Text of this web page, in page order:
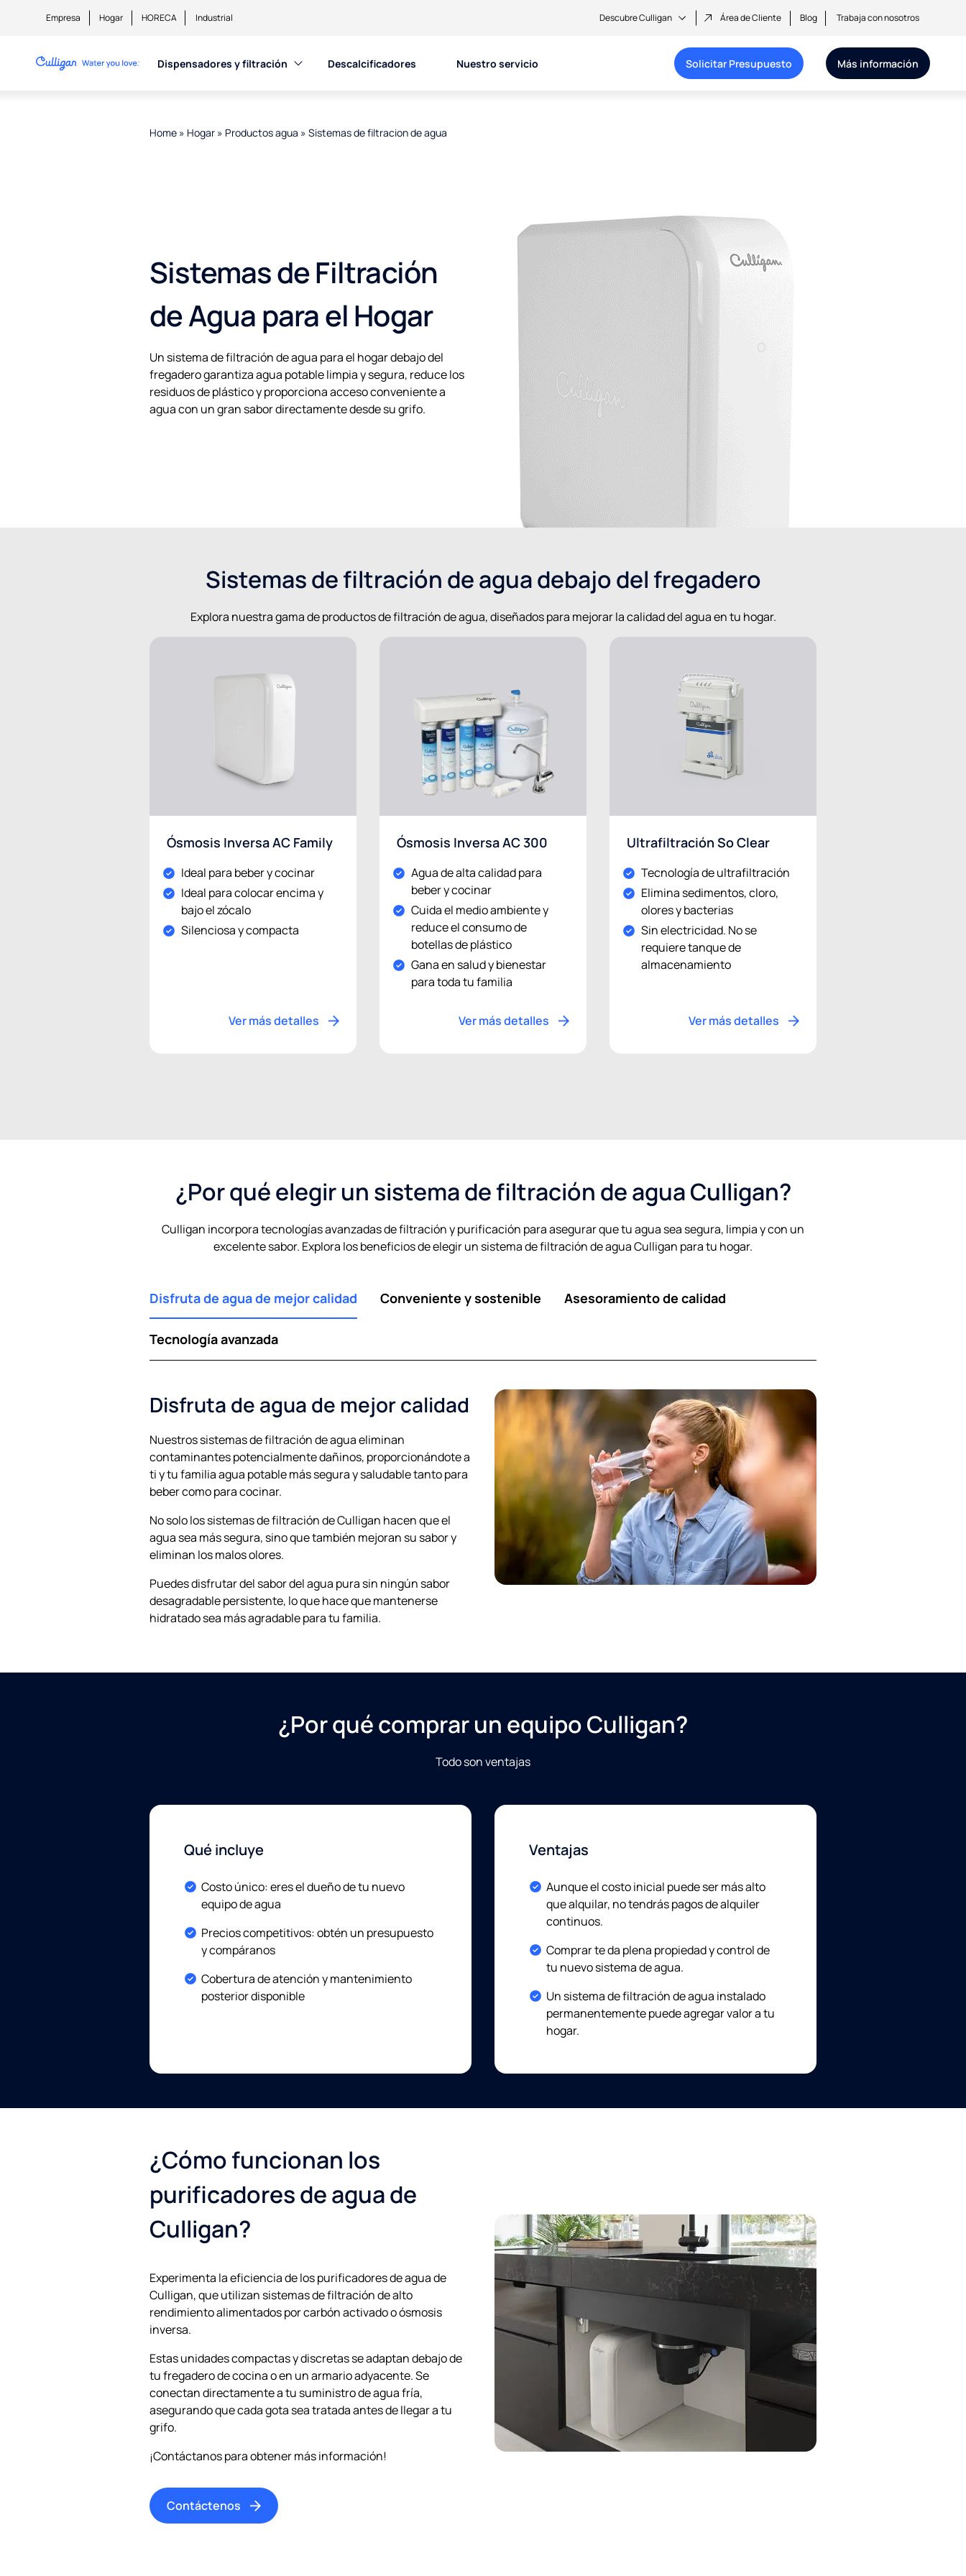
Empresa Hogar HORECA Industrial Descubre Culligan Área de Cliente Blog Trabaja con nosotros
Dispensadores y filtración Descalcificadores Nuestro servicio Solicitar Presupuesto Más información
Home » Hogar » Productos agua » Sistemas de filtracion de agua
Sistemas de Filtración
de Agua para el Hogar
Un sistema de filtración de agua para el hogar debajo del
fregadero garantiza agua potable limpia y segura, reduce los
residuos de plástico y proporciona acceso conveniente a
agua con un gran sabor directamente desde su grifo.
Sistemas de filtración de agua debajo del fregadero
Explora nuestra gama de productos de filtración de agua, diseñados para mejorar la calidad del agua en tu hogar.
Ósmosis Inversa AC Family
Ideal para beber y cocinar
Ideal para colocar encima y
bajo el zócalo
Silenciosa y compacta
Ver más detalles
Ósmosis Inversa AC 300
Agua de alta calidad para
beber y cocinar
Cuida el medio ambiente y
reduce el consumo de
botellas de plástico
Gana en salud y bienestar
para toda tu familia
Ver más detalles
Ultrafiltración So Clear
Tecnología de ultrafiltración
Elimina sedimentos, cloro,
olores y bacterias
Sin electricidad. No se
requiere tanque de
almacenamiento
Ver más detalles
¿Por qué elegir un sistema de filtración de agua Culligan?
Culligan incorpora tecnologías avanzadas de filtración y purificación para asegurar que tu agua sea segura, limpia y con un
excelente sabor. Explora los beneficios de elegir un sistema de filtración de agua Culligan para tu hogar.
Disfruta de agua de mejor calidad Conveniente y sostenible Asesoramiento de calidad
Tecnología avanzada
Disfruta de agua de mejor calidad
Nuestros sistemas de filtración de agua eliminan
contaminantes potencialmente dañinos, proporcionándote a
ti y tu familia agua potable más segura y saludable tanto para
beber como para cocinar.
No solo los sistemas de filtración de Culligan hacen que el
agua sea más segura, sino que también mejoran su sabor y
eliminan los malos olores.
Puedes disfrutar del sabor del agua pura sin ningún sabor
desagradable persistente, lo que hace que mantenerse
hidratado sea más agradable para tu familia.
¿Por qué comprar un equipo Culligan?
Todo son ventajas
Qué incluye
Included:
Costo único: eres el dueño de tu nuevo
equipo de agua
Included:
Precios competitivos: obtén un presupuesto
y compáranos
Included:
Cobertura de atención y mantenimiento
posterior disponible
Ventajas
Included:
Aunque el costo inicial puede ser más alto
que alquilar, no tendrás pagos de alquiler
continuos.
Included:
Comprar te da plena propiedad y control de
tu nuevo sistema de agua.
Included:
Un sistema de filtración de agua instalado
permanentemente puede agregar valor a tu
hogar.
¿Cómo funcionan los
purificadores de agua de
Culligan?
Experimenta la eficiencia de los purificadores de agua de
Culligan, que utilizan sistemas de filtración de alto
rendimiento alimentados por carbón activado o ósmosis
inversa.
Estas unidades compactas y discretas se adaptan debajo de
tu fregadero de cocina o en un armario adyacente. Se
conectan directamente a tu suministro de agua fría,
asegurando que cada gota sea tratada antes de llegar a tu
grifo.
¡Contáctanos para obtener más información!
Contáctenos